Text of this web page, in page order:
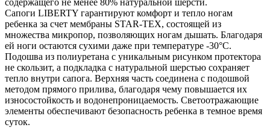
Сапоги LIBERTY гарантируют комфорт и тепло ногам
ребенка за счет мембраны STAR-TEX, состоящей из
множества микропор, позволяющих ногам дышать. Благодаря
ей ноги остаются сухими даже при температуре -30°С.
Подошва из полиуретана с уникальным рисунком протектора
не скользит, а подкладка с натуральной шерстью сохраняет
тепло внутри сапога. Верхняя часть соединена с подошвой
методом прямого прилива, благодаря чему повышается их
износостойкость и водонепроницаемость. Светоотражающие
элементы обеспечивают безопасность ребенка в темное время
суток.